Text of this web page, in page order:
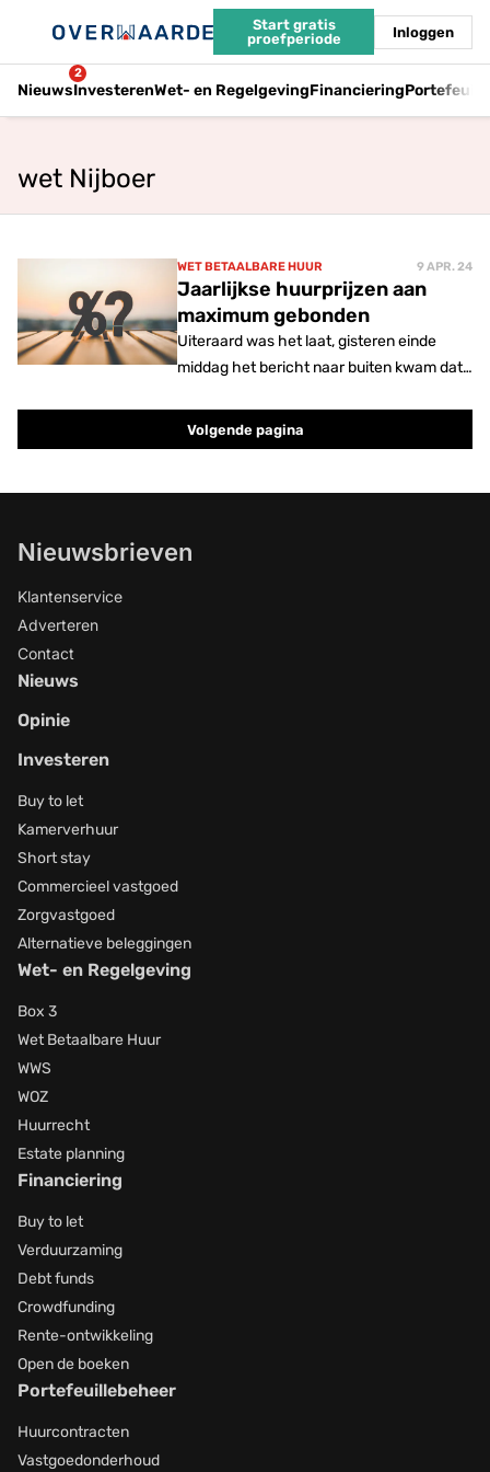
Start gratis
proefperiode
Inloggen
Nieuws
2
InvesterenWet- en RegelgevingFinanciering
wet Nijboer
WET BETAALBARE HUUR 9 APR. 24
Jaarlijkse huurprijzen aan
maximum gebonden
Uiteraard was het laat, gisteren einde
middag het bericht naar buiten kwam dat
minister De Jonge steunt de huurprijzen in
de vrije sector tot een maximum te
2029 gelden, twee jaar langer dan eerder
afspraken in huurcontract Volgens
Volgende pagina
Nieuwsbrieven
Klantenservice
Adverteren
Contact
Nieuws
Opinie
Investeren
Buy to let
Kamerverhuur
Short stay
Commercieel vastgoed
Zorgvastgoed
Alternatieve beleggingen
Wet- en Regelgeving
Box 3
Wet Betaalbare Huur
WWS
WOZ
Huurrecht
Estate planning
Financiering
Buy to let
Verduurzaming
Debt funds
Crowdfunding
Rente-ontwikkeling
Open de boeken
Portefeuillebeheer
Huurcontracten
Vastgoedonderhoud